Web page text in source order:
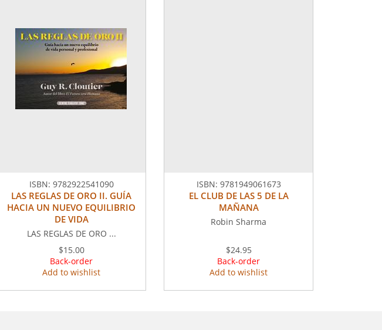
ISBN: 9782922541090
LAS REGLAS DE ORO II. GUÍA
HACIA UN NUEVO EQUILIBRIO
DE VIDA
LAS REGLAS DE ORO ...
$15.00
Back-order
Add to wishlist
ISBN: 9781949061673
EL CLUB DE LAS 5 DE LA
MAÑANA
Robin Sharma
$24.95
Back-order
Add to wishlist